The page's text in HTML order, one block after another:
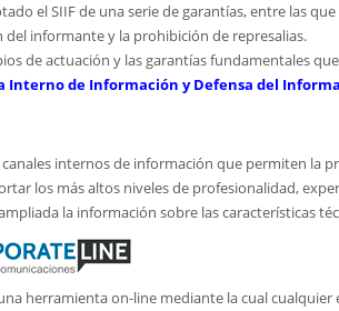
el SIIF de una serie de garantías, entre las
informante y la prohibición de represalias.
de actuación y las garantías fundamentales
Interno de Información y Defensa del
internos de información que permiten la
los más altos niveles de profesionalidad,
la información sobre las características
herramienta on-line mediante la cual